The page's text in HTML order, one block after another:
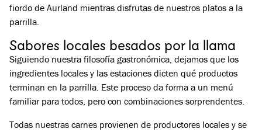
fiordo de Aurland mientras disfrutas de nuestros platos a la
parrilla.
Sabores locales besados por la llama
Siguiendo nuestra filosofía gastronómica, dejamos que los
ingredientes locales y las estaciones dicten qué productos
terminan en la parrilla. Este proceso da forma a un menú
familiar para todos, pero con combinaciones sorprendentes.
Todas nuestras carnes provienen de productores locales y se